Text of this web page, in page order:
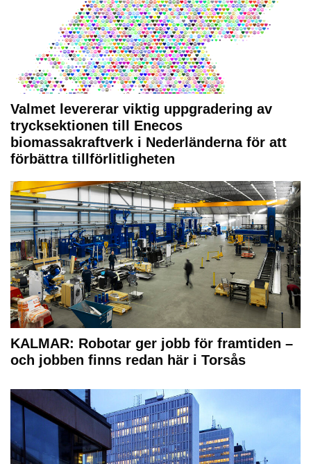
Valmet levererar viktig uppgradering av
trycksektionen till Enecos
biomassakraftverk i Nederländerna för att
förbättra tillförlitligheten
KALMAR: Robotar ger jobb för framtiden –
och jobben finns redan här i Torsås